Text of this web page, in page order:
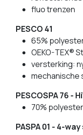
fluo trenzen
PESCO 41
65%
OEKO-TEX®
versterking:
PESCOSPA 76 -
70%
PASPA 01 - 4-